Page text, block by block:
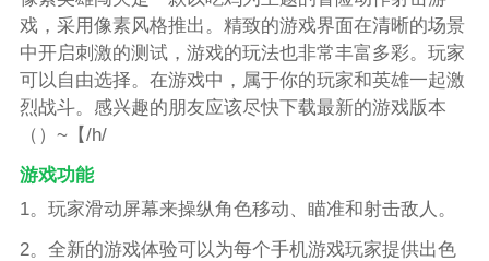
戏，采用像素风格推出。精致的游戏界面在清晰的场景
中开启刺激的测试，游戏的玩法也非常丰富多彩。玩家
可以自由选择。在游戏中，属于你的玩家和英雄一起激
烈战斗。感兴趣的朋友应该尽快下载最新的游戏版本
（）~【/h/
游戏功能
1。玩家滑动屏幕来操纵角色移动、瞄准和射击敌人。
2。全新的游戏体验可以为每个手机游戏玩家提供出色